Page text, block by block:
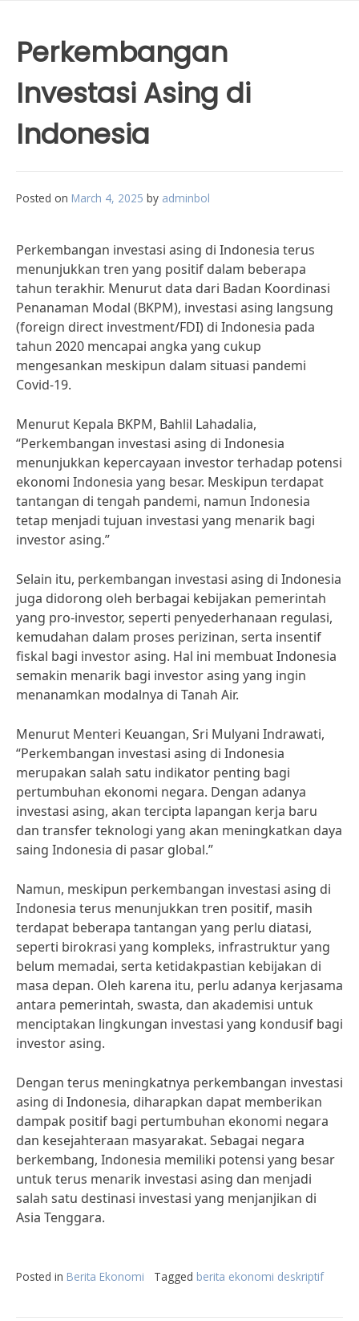
Perkembangan
Investasi Asing di
Indonesia
Posted on March 4, 2025 by adminbol
Perkembangan investasi asing di Indonesia terus
menunjukkan tren yang positif dalam beberapa
tahun terakhir. Menurut data dari Badan Koordinasi
Penanaman Modal (BKPM), investasi asing langsung
(foreign direct investment/FDI) di Indonesia pada
tahun 2020 mencapai angka yang cukup
mengesankan meskipun dalam situasi pandemi
Covid-19.
Menurut Kepala BKPM, Bahlil Lahadalia,
“Perkembangan investasi asing di Indonesia
menunjukkan kepercayaan investor terhadap potensi
ekonomi Indonesia yang besar. Meskipun terdapat
tantangan di tengah pandemi, namun Indonesia
tetap menjadi tujuan investasi yang menarik bagi
investor asing.”
Selain itu, perkembangan investasi asing di Indonesia
juga didorong oleh berbagai kebijakan pemerintah
yang pro-investor, seperti penyederhanaan regulasi,
kemudahan dalam proses perizinan, serta insentif
fiskal bagi investor asing. Hal ini membuat Indonesia
semakin menarik bagi investor asing yang ingin
menanamkan modalnya di Tanah Air.
Menurut Menteri Keuangan, Sri Mulyani Indrawati,
“Perkembangan investasi asing di Indonesia
merupakan salah satu indikator penting bagi
pertumbuhan ekonomi negara. Dengan adanya
investasi asing, akan tercipta lapangan kerja baru
dan transfer teknologi yang akan meningkatkan daya
saing Indonesia di pasar global.”
Namun, meskipun perkembangan investasi asing di
Indonesia terus menunjukkan tren positif, masih
terdapat beberapa tantangan yang perlu diatasi,
seperti birokrasi yang kompleks, infrastruktur yang
belum memadai, serta ketidakpastian kebijakan di
masa depan. Oleh karena itu, perlu adanya kerjasama
antara pemerintah, swasta, dan akademisi untuk
menciptakan lingkungan investasi yang kondusif bagi
investor asing.
Dengan terus meningkatnya perkembangan investasi
asing di Indonesia, diharapkan dapat memberikan
dampak positif bagi pertumbuhan ekonomi negara
dan kesejahteraan masyarakat. Sebagai negara
berkembang, Indonesia memiliki potensi yang besar
untuk terus menarik investasi asing dan menjadi
salah satu destinasi investasi yang menjanjikan di
Asia Tenggara.
Posted in Berita Ekonomi Tagged berita ekonomi deskriptif